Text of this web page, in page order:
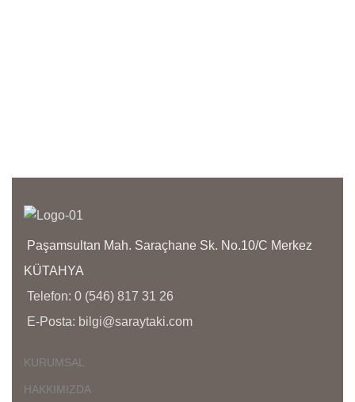
Paşamsultan Mah. Saraçhane Sk. No.10/C Merkez
KÜTAHYA
Telefon: 0 (546) 817 31 26
E-Posta: bilgi@saraytaki.com
KURUMSAL
HAKKIMIZDA